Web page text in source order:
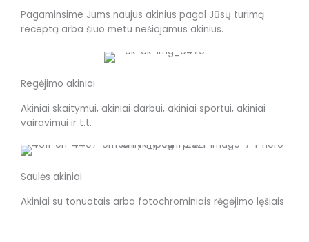
Pagaminsime Jums naujus akinius pagal Jūsų turimą
receptą arba šiuo metu nešiojamus akinius.
Regėjimo akiniai
Akiniai skaitymui, akiniai darbui, akiniai sportui, akiniai
vairavimui ir t.t.
Saulės akiniai
Akiniai su tonuotais arba fotochrominiais rėgėjimo lęšiais